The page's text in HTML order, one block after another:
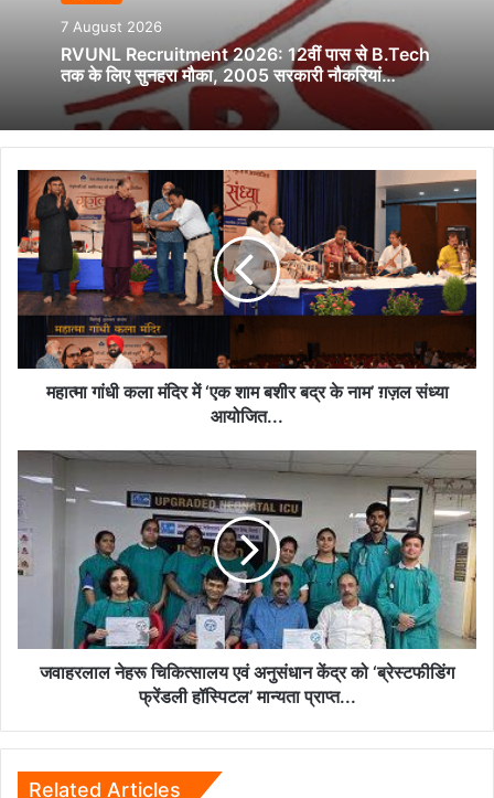
7 August 2026
RVUNL Recruitment 2026: 12वीं पास से B.Tech
तक के लिए सुनहरा मौका, 2005 सरकारी नौकरियां…
महात्मा
गांधी
कला
मंदिर
में
‘एक
शाम
बद्र
आयोजित...
महात्मा गांधी कला मंदिर में ‘एक शाम बशीर बद्र के नाम’ ग़ज़ल संध्या
आयोजित...
जवाहरलाल
नेहरू
चिकित्सालय
एवं
अनुसंधान
केंद्र
‘ब्रेस्टफीडिंग
फ्रेंडली
हॉस्पिटल’
जवाहरलाल नेहरू चिकित्सालय एवं अनुसंधान केंद्र को ‘ब्रेस्टफीडिंग
फ्रेंडली हॉस्पिटल’ मान्यता प्राप्त...
Related Articles